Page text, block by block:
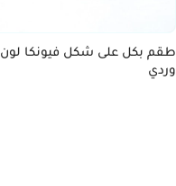
طقم بكل على شكل فيونكا لون
وردي